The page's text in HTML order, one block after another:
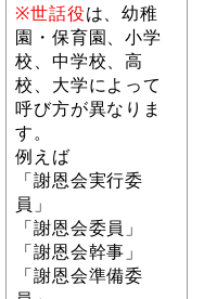
※世話役は、幼稚
園・保育園、小学
校、中学校、高
校、大学によって
呼び方が異なりま
す。
例えば
「謝恩会実行委
員」
「謝恩会委員」
「謝恩会幹事」
「謝恩会準備委